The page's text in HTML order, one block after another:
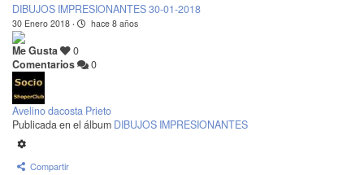
DIBUJOS IMPRESIONANTES 30-01-2018
30 Enero 2018 · hace 8 años
Me Gusta
0
Comentarios
0
Avelino dacosta Prieto
Publicada en el álbum DIBUJOS IMPRESIONANTES
Compartir